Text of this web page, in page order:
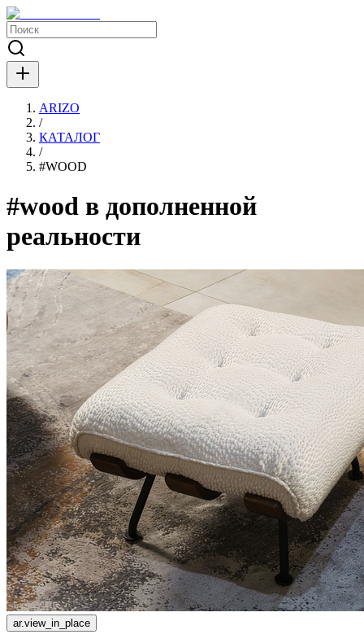
ARIZO
/
КАТАЛОГ
/
#WOOD
#wood в дополненной
реальности
ar.view_in_place